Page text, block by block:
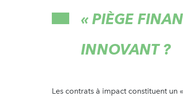
« PIÈGE
INNOVANT ?
Les contrats à impact constituent un «